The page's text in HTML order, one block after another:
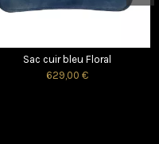
Sac cuir bleu Floral
629,00 €